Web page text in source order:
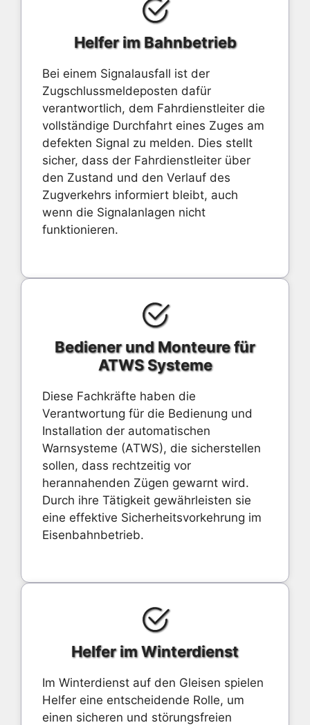
Helfer im Bahnbetrieb
Bei einem Signalausfall ist der
Zugschlussmeldeposten dafür
verantwortlich, dem Fahrdienstleiter die
vollständige Durchfahrt eines Zuges am
defekten Signal zu melden. Dies stellt
sicher, dass der Fahrdienstleiter über
den Zustand und den Verlauf des
Zugverkehrs informiert bleibt, auch
wenn die Signalanlagen nicht
funktionieren.
Bediener und Monteure für
ATWS Systeme
Diese Fachkräfte haben die
Verantwortung für die Bedienung und
Installation der automatischen
Warnsysteme (ATWS), die sicherstellen
sollen, dass rechtzeitig vor
herannahenden Zügen gewarnt wird.
Durch ihre Tätigkeit gewährleisten sie
eine effektive Sicherheitsvorkehrung im
Eisenbahnbetrieb.
Helfer im Winterdienst
Im Winterdienst auf den Gleisen spielen
Helfer eine entscheidende Rolle, um
einen sicheren und störungsfreien